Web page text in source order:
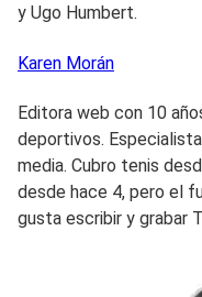
y Ugo Humbert.
Karen Morán
Editora web con 10
deportivos.
media. Cubro tenis
desde hace 4, pero el
gusta escribir y grabar